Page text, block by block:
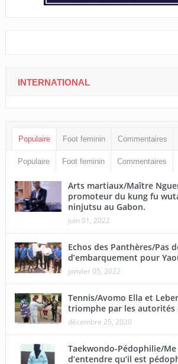
INTERNATIONAL
Populaire Foot feminin Commentaires
Populaire Foot feminin Commentaires
Arts martiaux/Maître
promoteur du kung fu
ninjutsu au Gabon.
juin 01, 2022
Echos des Panthères/Pas
d’embarquement pour
janvier 05, 2022
Tennis/Avomo Ella et
triomphe par les autorités
décembre 25, 2020
Taekwondo-Pédophilie/
d’entendre qu’il est